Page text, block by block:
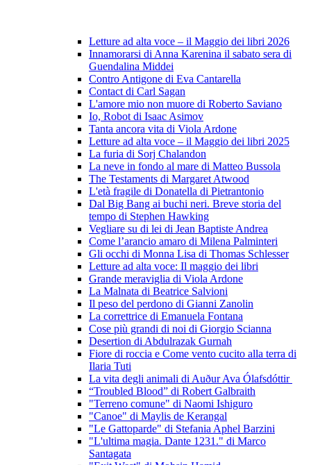
Letture ad alta voce – il Maggio dei libri 2026
Innamorarsi di Anna Karenina il sabato sera di
Guendalina Middei
Contro Antigone di Eva Cantarella
Contact di Carl Sagan
L'amore mio non muore di Roberto Saviano
Io, Robot di Isaac Asimov
Tanta ancora vita di Viola Ardone
Letture ad alta voce – il Maggio dei libri 2025
La furia di Sorj Chalandon
La neve in fondo al mare di Matteo Bussola
The Testaments di Margaret Atwood
L'età fragile di Donatella di Pietrantonio
Dal Big Bang ai buchi neri. Breve storia del
tempo di Stephen Hawking
Vegliare su di lei di Jean Baptiste Andrea
Come l’arancio amaro di Milena Palminteri
Gli occhi di Monna Lisa di Thomas Schlesser
Letture ad alta voce: Il maggio dei libri
Grande meraviglia di Viola Ardone
La Malnata di Beatrice Salvioni
Il peso del perdono di Gianni Zanolin
La correttrice di Emanuela Fontana
Cose più grandi di noi di Giorgio Scianna
Desertion di Abdulrazak Gurnah
Fiore di roccia e Come vento cucito alla terra di
Ilaria Tuti
La vita degli animali di Auður Ava Ólafsdóttir
“Troubled Blood” di Robert Galbraith
"Terreno comune" di Naomi Ishiguro
"Canoe" di Maylis de Kerangal
"Le Gattoparde" di Stefania Aphel Barzini
"L'ultima magia. Dante 1231." di Marco
Santagata